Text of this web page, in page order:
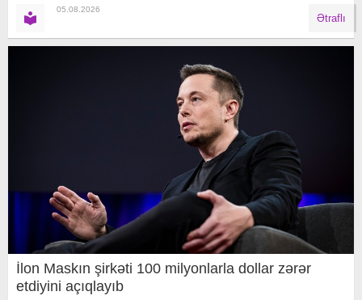
05.08.2026
Ətraflı
İlon Maskın şirkəti 100 milyonlarla dollar zərər
etdiyini açıqlayıb